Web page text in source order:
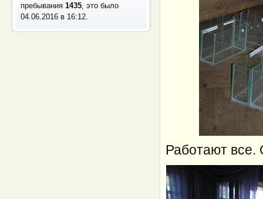
пребывания1435 , это было
04.06.2016 в 16:12
Работают все.